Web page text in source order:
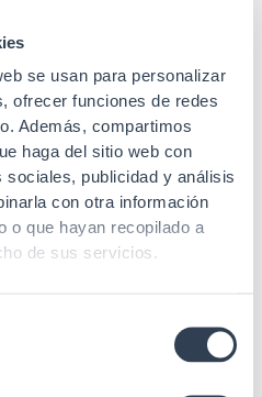
se usan para personalizar
ofrecer funciones de redes
Además, compartimos
haga del sitio web con
sociales, publicidad y análisis
con otra información
o que hayan recopilado a
de sus servicios.
con cierres plásticos
opcional)
Inferior / Superior
Perforada curva con
cerradura rectangular
Recubrimiento en
polvo de grano fino